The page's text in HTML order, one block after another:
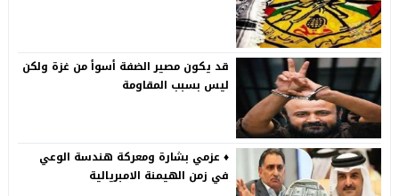
قد يكون مصير الضفة أسوأ من غزة ولكن
ليس بسبب المقاومة
♦️ عزمي بشارة ومعركة هندسة الوعي
في زمن الهيمنة الامبريالية